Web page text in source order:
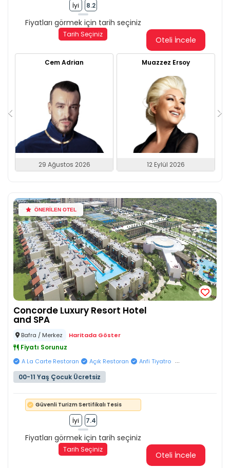
İyi 8.2
Fiyatları görmek için tarih seçiniz
Tarih Seçiniz
Oteli İncele
Cem Adrian
29 Ağustos 2026
Muazzez Ersoy
12 Eylül 2026
ÖNERİLEN OTEL
Concorde Luxury Resort Hotel
and SPA
Bafra / Merkez Haritada Göster
Fiyatı Sorunuz
A La Carte Restoran Açık Restoran Anfi Tiyatro ...
00-11 Yaş Çocuk Ücretsiz
Güvenli Turizm Sertifikalı Tesis
İyi 7.4
Fiyatları görmek için tarih seçiniz
Tarih Seçiniz
Oteli İncele